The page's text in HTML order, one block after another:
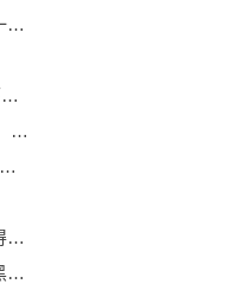
世界速看：彩金贵妃醉酒金币价格今天多少一克（2023年06月20日）
集邦咨询：2023年NAND Flash营收将同比下滑，价格需待需求回升才有明显回稳可能
华兴资本医疗与生命科技行业周报【Vol.276】|焦点速递
南充到成都动车时刻表出炉_南充到成都动车时刻表
数码宝贝奥米加兽SHF手办预告变相再版炒得真香的冷饭玩具
仔细想想，《柯南》中的冲野洋子有可能是黑衣组织的卧底？ 快播